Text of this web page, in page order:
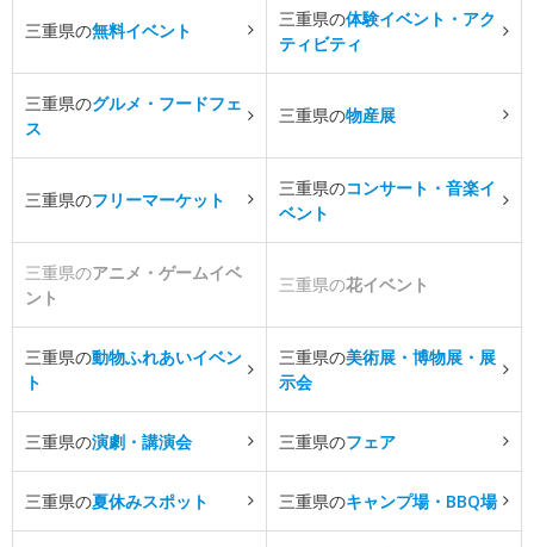
三重県の無料イベント
三重県の体験イベント・アク
ティビティ
三重県のグルメ・フードフェ
ス
三重県の物産展
三重県のフリーマーケット
三重県のコンサート・音楽イ
ベント
三重県のアニメ・ゲームイベ
ント
三重県の花イベント
三重県の動物ふれあいイベン
ト
三重県の美術展・博物展・展
示会
三重県の演劇・講演会 三重県のフェア
三重県の夏休みスポット 三重県のキャンプ場・BBQ場